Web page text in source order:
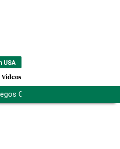
USA
Videos
Centroamericanos